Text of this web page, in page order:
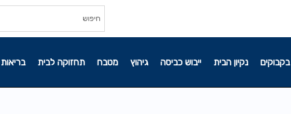
בקבוקים נקיון הבית ייבוש כביסה גיהוץ מטבח תחזוקה לבית בריאות